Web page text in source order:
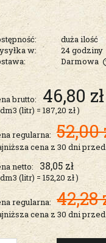
duża ilość
w:
24 godziny
Darmowa
ewentualnych
brutto: 46,80 zł
dm3 (litr)=187,20 zł)
regularna: 52,00
cena z 30 dni
netto: 38,05 zł
dm3 (litr)=152,20 zł)
regularna: 42,28
cena z 30 dni